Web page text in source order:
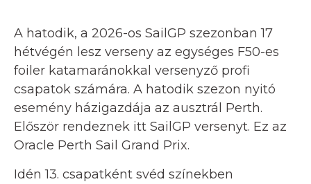
A hatodik, a 2026-os SailGP szezonban 17
hétvégén lesz verseny az egységes F50-es
foiler katamaránokkal versenyző profi
csapatok számára. A hatodik szezon nyitó
esemény házigazdája az ausztrál Perth.
Először rendeznek itt SailGP versenyt. Ez az
Oracle Perth Sail Grand Prix.
Idén 13. csapatként svéd színekben